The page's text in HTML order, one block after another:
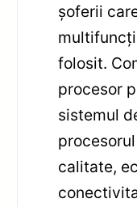
șoferii
folosit.
procesor
sistemul
calitate,